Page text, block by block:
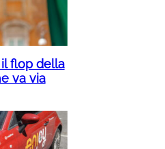
flop della
va via